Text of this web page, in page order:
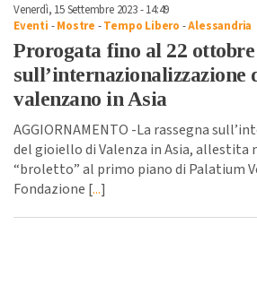
Venerdì, 15 Settembre 2023 - 14:49
Eventi -Mostre -Tempo Libero -Alessandria
Prorogata fino al 22
sull’internazionalizzazione
valenzano in Asia
AGGIORNAMENTO -La rassegna
del gioiello di Valenza in Asia, allestita
“broletto” al primo piano di Palatium
Fondazione [...]